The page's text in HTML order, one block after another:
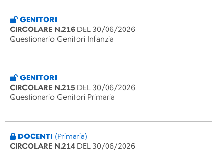
GENITORI
CIRCOLARE N.216 DEL 30/06/2026
Questionario Genitori Infanzia
GENITORI
CIRCOLARE N.215 DEL 30/06/2026
Questionario Genitori Primaria
DOCENTI (Primaria)
CIRCOLARE N.214 DEL 30/06/2026